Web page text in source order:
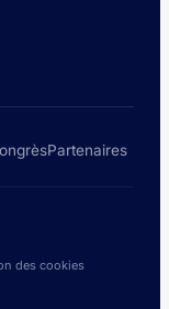
Partenaires
des cookies